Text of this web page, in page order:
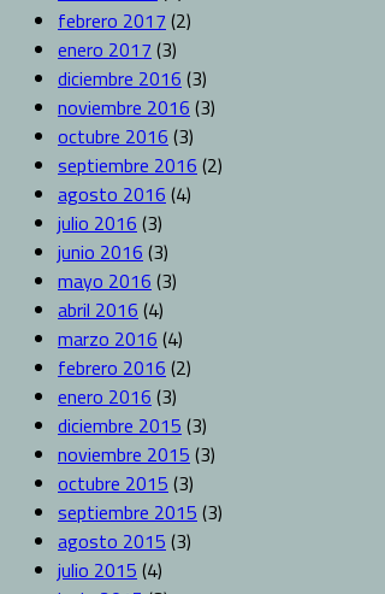
febrero 2017 (2)
enero 2017 (3)
diciembre 2016 (3)
noviembre 2016 (3)
octubre 2016 (3)
septiembre 2016 (2)
agosto 2016 (4)
julio 2016 (3)
junio 2016 (3)
mayo 2016 (3)
abril 2016 (4)
marzo 2016 (4)
febrero 2016 (2)
enero 2016 (3)
diciembre 2015 (3)
noviembre 2015 (3)
octubre 2015 (3)
septiembre 2015 (3)
agosto 2015 (3)
julio 2015 (4)